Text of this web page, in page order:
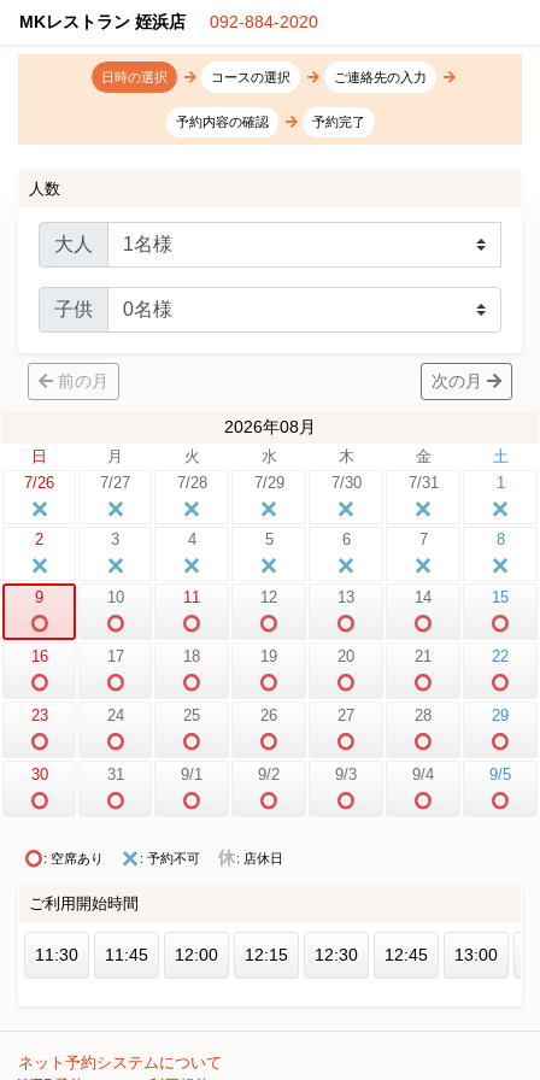
MKレストラン 姪浜店 092-884-2020
日時の選択 コースの選択 ご連絡先の入力
予約内容の確認 予約完了
人数
大人
子供
前の月 次の月
2026年08月
日 月 火 水 木 金
土
7/26
7/27 7/28 7/29 7/30 7/31 1
2 3 4 5 6 7 8
9 10 11 12 13 14 15
16 17 18 19 20 21 22
23 24 25 26 27 28 29
30 31 9/1 9/2 9/3 9/4 9/5
: 空席あり : 予約不可 : 店休日
ご利用開始時間
11:30 11:45 12:00 12:15 12:30 12:45 13:00
ネット予約システムについて